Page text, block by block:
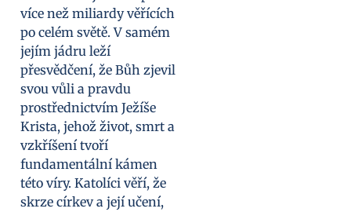
více než miliardy věřících
po celém světě. V samém
jejím jádru leží
přesvědčení, že Bůh zjevil
svou vůli a pravdu
prostřednictvím Ježíše
Krista, jehož život, smrt a
vzkříšení tvoří
fundamentální kámen
této víry. Katolíci věří, že
skrze církev a její učení,